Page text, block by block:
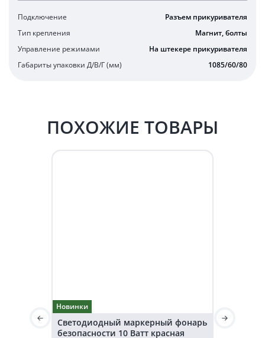
Подключение
Разъем прикуривателя
Тип крепления
Магнит, болты
Управление режимами
На штекере прикуривателя
Габариты упаковки Д/В/Г (мм)
1085/60/80
ПОХОЖИЕ ТОВАРЫ
Новинки
Светодиодный маркерный фонарь
безопасности 10 Ватт красная